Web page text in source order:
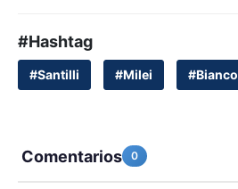
#Hashtag
#Santilli #Milei #Bianco
Comentarios 0